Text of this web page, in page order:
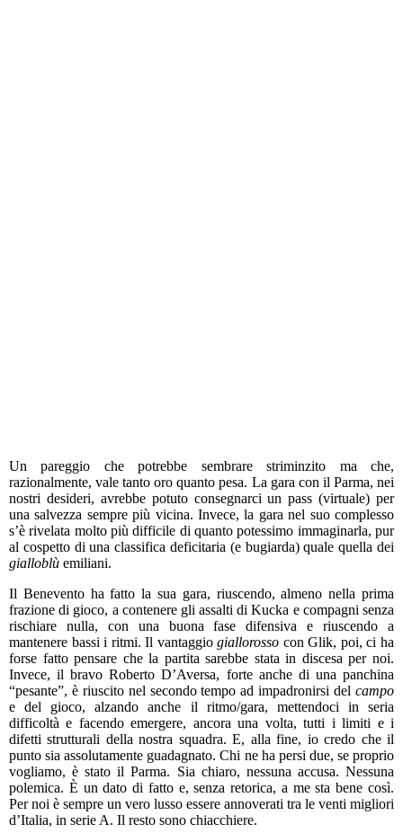
Un pareggio che potrebbe sembrare striminzito ma che,
razionalmente, vale tanto oro quanto pesa. La gara con il Parma, nei
nostri desideri, avrebbe potuto consegnarci un pass (virtuale) per
una salvezza sempre più vicina. Invece, la gara nel suo complesso
s’è rivelata molto più difficile di quanto potessimo immaginarla, pur
al cospetto di una classifica deficitaria (e bugiarda) quale quella dei
gialloblù emiliani.
Il Benevento ha fatto la sua gara, riuscendo, almeno nella prima
frazione di gioco, a contenere gli assalti di Kucka e compagni senza
rischiare nulla, con una buona fase difensiva e riuscendo a
mantenere bassi i ritmi. Il vantaggiogiallorosso con Glik, poi, ci ha
forse fatto pensare che la partita sarebbe stata in discesa per noi.
Invece, il bravo Roberto D’Aversa, forte anche di una panchina
“pesante”, è riuscito nel secondo tempo ad impadronirsi del campo
e del gioco, alzando anche il ritmo/gara, mettendoci in seria
difficoltà e facendo emergere, ancora una volta, tutti i limiti e i
difetti strutturali della nostra squadra. E, alla fine, io credo che il
punto sia assolutamente guadagnato. Chi ne ha persi due, se proprio
vogliamo, è stato il Parma. Sia chiaro, nessuna accusa. Nessuna
polemica. È un dato di fatto e, senza retorica, a me sta bene così.
Per noi è sempre un vero lusso essere annoverati tra le venti migliori
d’Italia, in serie A. Il resto sono chiacchiere.